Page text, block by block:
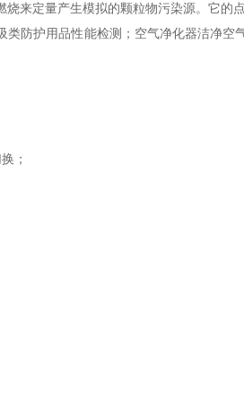
来定量产生模拟的颗粒物污染源。它的
类防护用品性能检测；空气净化器洁净
；